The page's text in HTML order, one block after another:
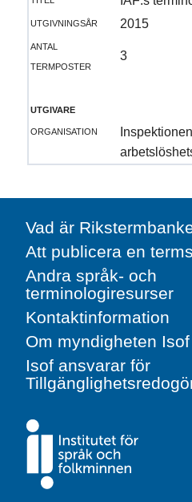
utgivningsår
2015
antal
termposter
3
utgivare
organisation
Vad är
Att publicera en
Andra språk- och
terminologiresurser
Kontaktinformation
Om myndigheten Isof
Isof ansvarar för